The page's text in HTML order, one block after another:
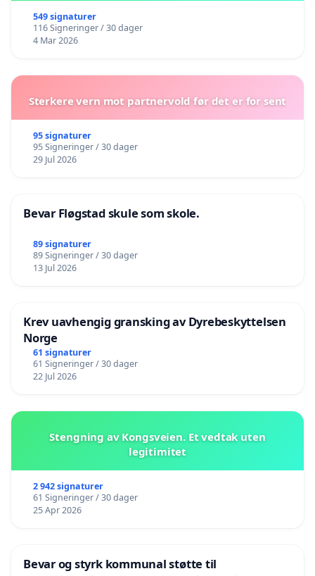
549 signaturer
116 Signeringer / 30 dager
4 Mar 2026
Sterkere vern mot partnervold før det er for sent
95 signaturer
95 Signeringer / 30 dager
29 Jul 2026
Bevar Fløgstad skule som skole.
89 signaturer
89 Signeringer / 30 dager
13 Jul 2026
Krev uavhengig gransking av Dyrebeskyttelsen
Norge
61 signaturer
61 Signeringer / 30 dager
22 Jul 2026
Stengning av Kongsveien. Et vedtak uten
legitimitet
2 942 signaturer
61 Signeringer / 30 dager
25 Apr 2026
Bevar og styrk kommunal støtte til